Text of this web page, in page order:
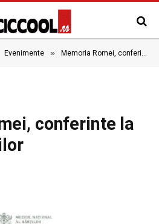
Evenimente » Memoria Romei, conferinte la Muzeul Hartilor
conferinte la